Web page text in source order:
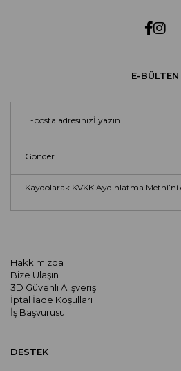
Hakkımızda
Bize Ulaşın
3D Güvenli Alışveriş
İptal İade Koşulları
İş Başvurusu
E-BÜLTEN
Gönder
Kaydolarak KVKK Aydınlatma
DESTEK